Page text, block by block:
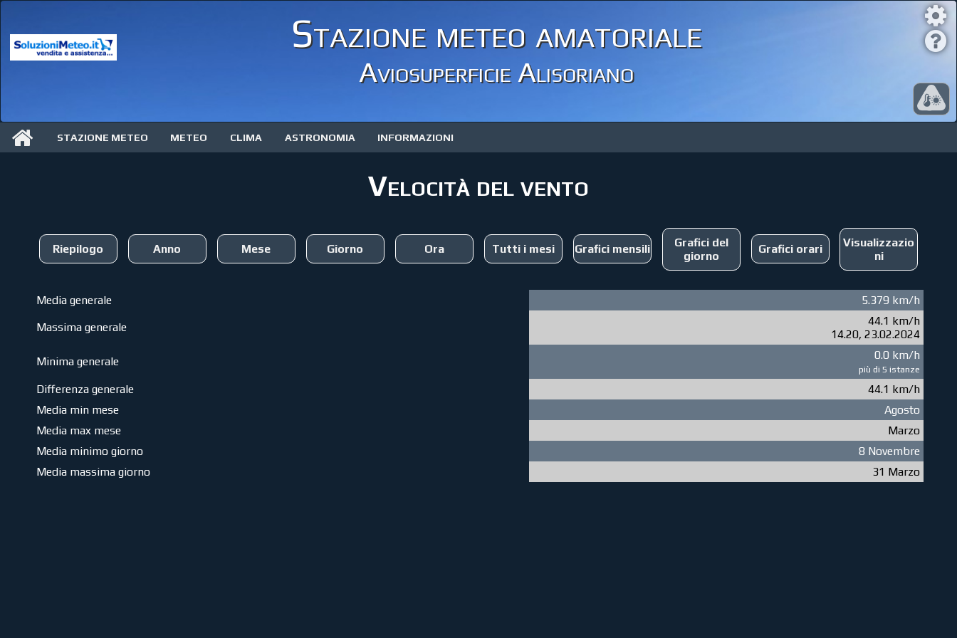
Stazione meteo amatoriale
Aviosuperficie Alisoriano
STAZIONE METEO METEO CLIMA ASTRONOMIA INFORMAZIONI
Velocità del vento
Riepilogo Anno Mese Giorno Ora Tutti i mesi Grafici mensili
Grafici del
giorno
Grafici orari
Visualizzazio
ni
Media generale
5.379 km/h
Massima generale
44.1 km/h
14.20, 23.02.2024
Minima generale
0.0 km/h
più di 5 istanze
Differenza generale
44.1 km/h
Media min mese
Agosto
Media max mese
Marzo
Media minimo giorno
8 Novembre
Media massima giorno
31 Marzo